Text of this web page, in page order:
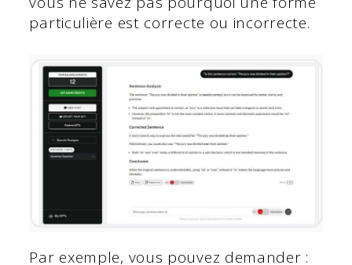
particulière est correcte ou incorrecte.
Par exemple, vous pouvez demander :